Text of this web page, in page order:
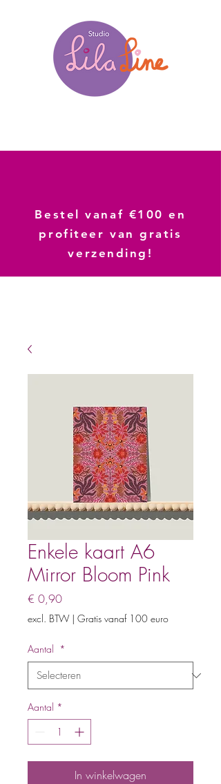
Bestel vanaf €100 en
profiteer van gratis
verzending!
Enkele kaart A6
Mirror Bloom Pink
€ 0,90Prijs
excl. BTW| Gratis vanaf 100 euro
Aantal *
Aantal *
In winkelwagen